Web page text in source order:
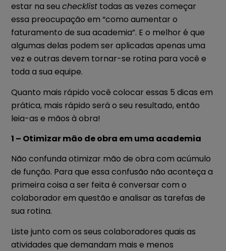
estar na seuchecklist todas as vezes começar
essa preocupação em “como aumentar o
faturamento de sua academia”. E o melhor é que
algumas delas podem ser aplicadas apenas uma
vez e outras devem tornar-se rotina para você e
toda a sua equipe.
Quanto mais rápido você colocar essas 5 dicas em
prática, mais rápido será o seu resultado, então
leia-as e mãos à obra!
1 – Otimizar mão de obra em uma academia
Não confunda otimizar mão de obra com acúmulo
de função. Para que essa confusão não aconteça a
primeira coisa a ser feita é conversar com o
colaborador em questão e analisar as tarefas de
sua rotina.
Liste junto com os seus colaboradores quais as
atividades que demandam mais e menos